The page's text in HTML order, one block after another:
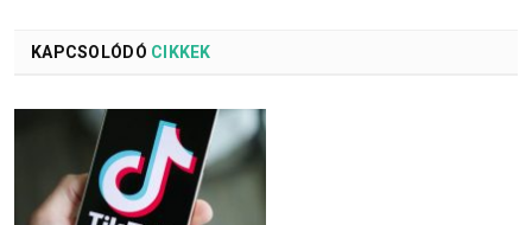
KAPCSOLÓDÓ CIKKEK